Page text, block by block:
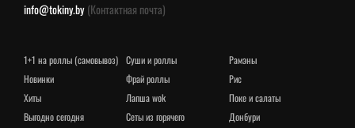
info@tokiny.by (Контактная почта)
1+1 на роллы (самовывоз)
новинки
хиты
выгодно сегодня
суши и роллы
фрай роллы
лапша wok
сеты из горячего
рамэны
рис
поке и салаты
донбури